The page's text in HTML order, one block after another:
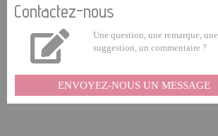
Contactez-nous
Une question, une remarque, une
suggestion, un commentaire ?
ENVOYEZ-NOUS UN MESSAGE